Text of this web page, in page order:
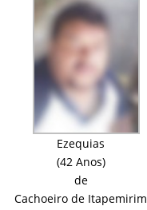
Ezequias
(42 Anos)
de
Cachoeiro de Itapemirim